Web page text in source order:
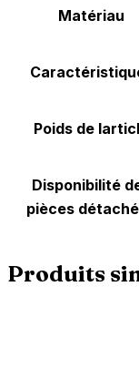
Matériau
Poids de
Disponibilité
pièces
Produits